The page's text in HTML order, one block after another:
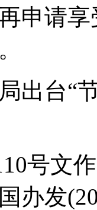
申请
台“节
文作
办发